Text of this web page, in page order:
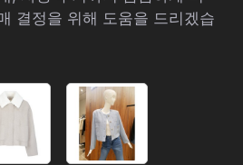
결정을 위해 도움을 드리겠습